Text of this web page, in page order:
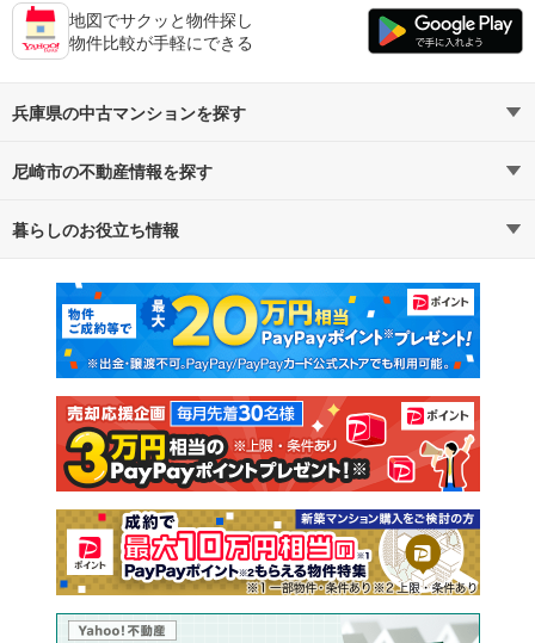
地図でサクッと物件探し
物件比較が手軽にできる
兵庫県の中古マンションを探す
路線・駅から探す
通勤・通学時間から探す
尼崎市の不動産情報を探す
不動産・住宅
新築マンション 中古マンション
新築一戸建て 中古一戸建て
注文住宅 土地
売却査定
暮らしのお役立ち情報
マンションカタログ 教えて！住まいの先生